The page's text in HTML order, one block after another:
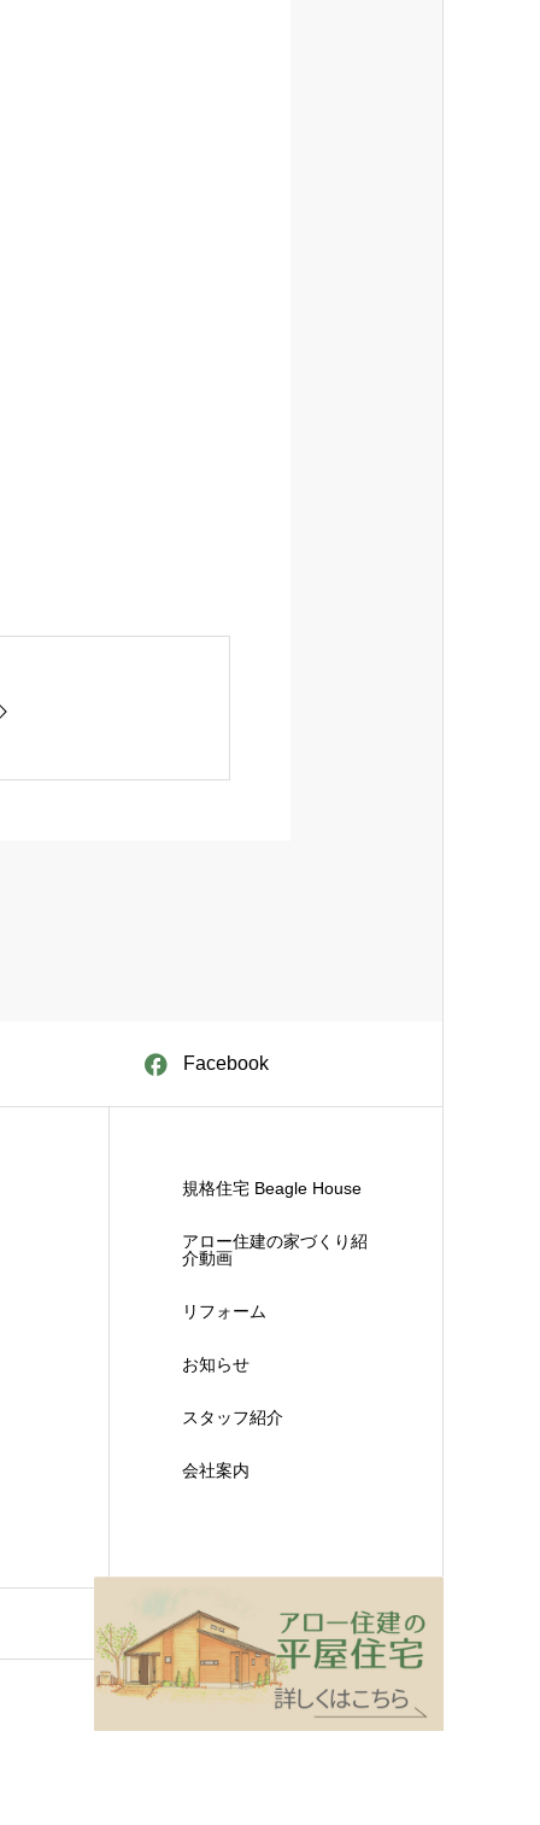
Facebook
規格住宅 Beagle House
アロー住建の家づくり紹
介動画
リフォーム
お知らせ
スタッフ紹介
会社案内